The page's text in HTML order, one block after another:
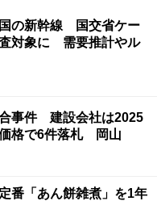
国の新幹線 国交省ケー
対象に 需要推計やル
事件 建設会社は2025
格で6件落札 岡山
番「あん餅雑煮」を1年